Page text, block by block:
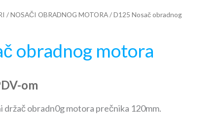
/NOSAČI OBRADNOG MOTORA/ D125 Nosač obradnog
obradnog motora
om
držač obradn0g motora prečnika 120mm.